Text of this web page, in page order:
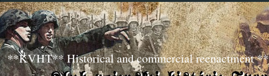
**KVHT** Historical and commercial reenactment **